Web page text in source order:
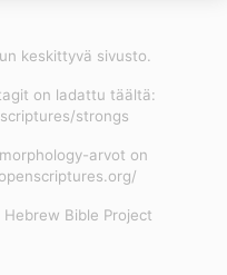
keskittyvä sivusto.
on ladattu täältä:
strongs
arvot on
Bible Project